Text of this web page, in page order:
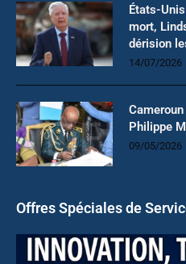
États-
mort,
dérision
14/07/2026
Cameroun
Philippe
09/05/2026
Offres Spéciales de